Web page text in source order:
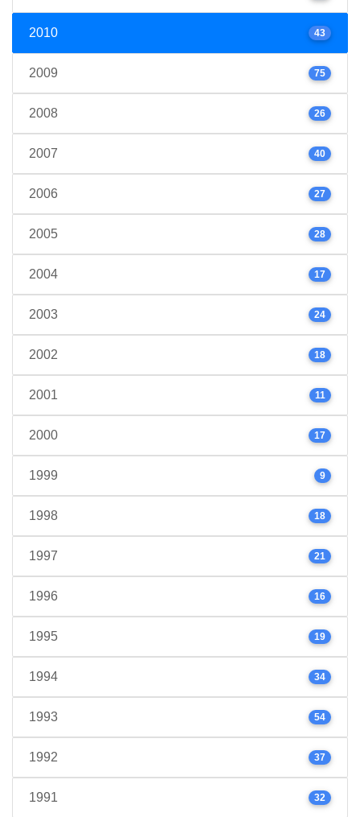
2010 43
2009 75
2008 26
2007 40
2006 27
2005 28
2004 17
2003 24
2002 18
2001 11
2000 17
1999 9
1998 18
1997 21
1996 16
1995 19
1994 34
1993 54
1992 37
1991 32